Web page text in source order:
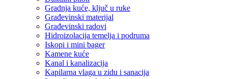
Gradnja kuće, ključ u ruke
Građevinski materijal
Građevinski radovi
Hidroizolacija temelja i podruma
Iskopi i mini bager
Kamene kuće
Kanal i kanalizacija
Kapilarna vlaga u zidu i sanacija